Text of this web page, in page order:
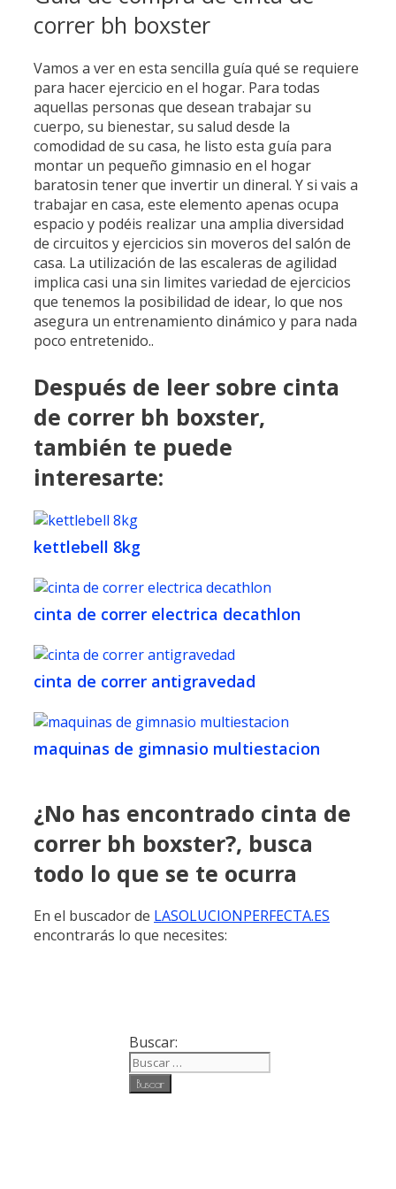
correr bh boxster
Vamos a ver en esta sencilla guía qué se requiere
para hacer ejercicio en el hogar. Para todas
aquellas personas que desean trabajar su
cuerpo, su bienestar, su salud desde la
comodidad de su casa, he listo esta guía para
montar un pequeño gimnasio en el hogar
baratosin tener que invertir un dineral. Y si vais a
trabajar en casa, este elemento apenas ocupa
espacio y podéis realizar una amplia diversidad
de circuitos y ejercicios sin moveros del salón de
casa. La utilización de las escaleras de agilidad
implica casi una sin limites variedad de ejercicios
que tenemos la posibilidad de idear, lo que nos
asegura un entrenamiento dinámico y para nada
poco entretenido..
Después de leer sobre cinta
de correr bh boxster,
también te puede
interesarte:
kettlebell 8kg
cinta de correr electrica decathlon
cinta de correr antigravedad
maquinas de gimnasio multiestacion
¿No has encontrado cinta de
correr bh boxster?, busca
todo lo que se te ocurra
En el buscador de LASOLUCIONPERFECTA.ES
encontrarás lo que necesites:
Buscar: